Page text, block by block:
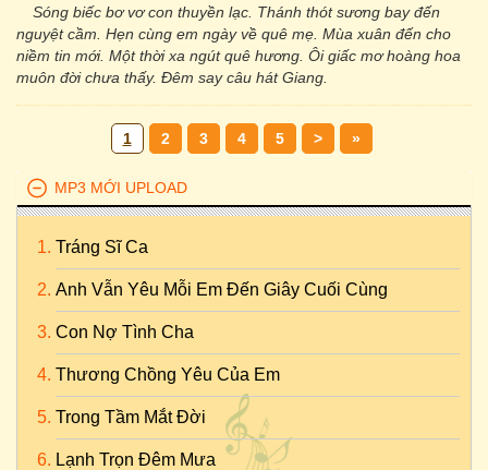
Sóng biếc bơ vơ con thuyền lạc. Thánh thót sương bay đến
nguyệt cầm. Hẹn cùng em ngày về quê mẹ. Mùa xuân đến cho
niềm tin mới. Một thời xa ngút quê hương. Ôi giấc mơ hoàng hoa
muôn đời chưa thấy. Đêm say câu hát Giang.
1 2 3 4 5 > »
MP3 MỚI UPLOAD
Tráng Sĩ Ca
Anh Vẫn Yêu Mỗi Em Đến Giây Cuối Cùng
Con Nợ Tình Cha
Thương Chồng Yêu Của Em
Trong Tầm Mắt Đời
Lạnh Trọn Đêm Mưa